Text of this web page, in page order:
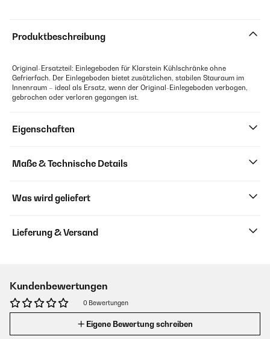
Produktbeschreibung
Original-Ersatzteil: Einlegeboden für Klarstein Kühlschränke ohne
Gefrierfach. Der Einlegeboden bietet zusätzlichen, stabilen Stauraum im
Innenraum – ideal als Ersatz, wenn der Original-Einlegeboden verbogen,
gebrochen oder verloren gegangen ist.
Eigenschaften
Maße & Technische Details
Was wird geliefert
Lieferung & Versand
Kundenbewertungen
0 Bewertungen
Eigene Bewertung schreiben